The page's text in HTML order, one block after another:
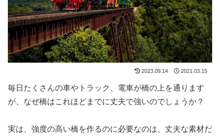
2023.09.14 2021.03.15
毎日たくさんの車やトラック、電車が橋の上を通ります
が、なぜ橋はこれほどまでに丈夫で強いのでしょうか？
実は、強度の高い橋を作るのに必要なのは、丈夫な素材だ